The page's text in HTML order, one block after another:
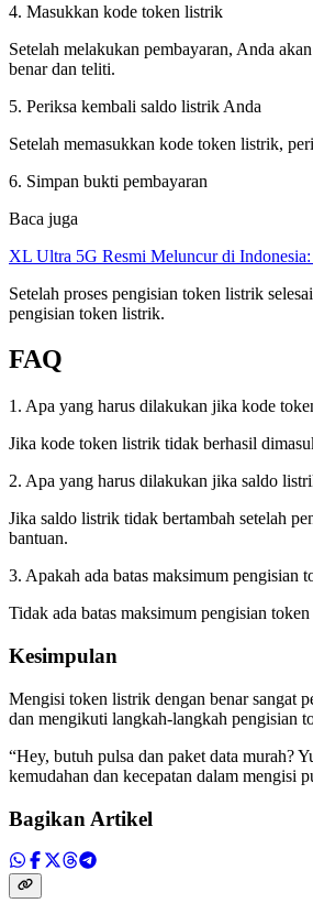
4. Masukkan kode token listrik
Setelah melakukan pembayaran, Anda
benar dan teliti.
5. Periksa kembali saldo listrik Anda
Setelah memasukkan kode token listrik,
6. Simpan bukti pembayaran
Baca juga
XL Ultra 5G Resmi Meluncur di
Setelah proses pengisian token listrik
pengisian token listrik.
FAQ
1. Apa yang harus dilakukan jika kode
Jika kode token listrik tidak berhasil
2. Apa yang harus dilakukan jika saldo
Jika saldo listrik tidak bertambah setelah
bantuan.
3. Apakah ada batas maksimum pengisian
Tidak ada batas maksimum pengisian
Kesimpulan
Mengisi token listrik dengan benar sangat
dan mengikuti langkah-langkah pengisian
“Hey, butuh pulsa dan paket data
kemudahan dan kecepatan dalam mengisi
Bagikan Artikel